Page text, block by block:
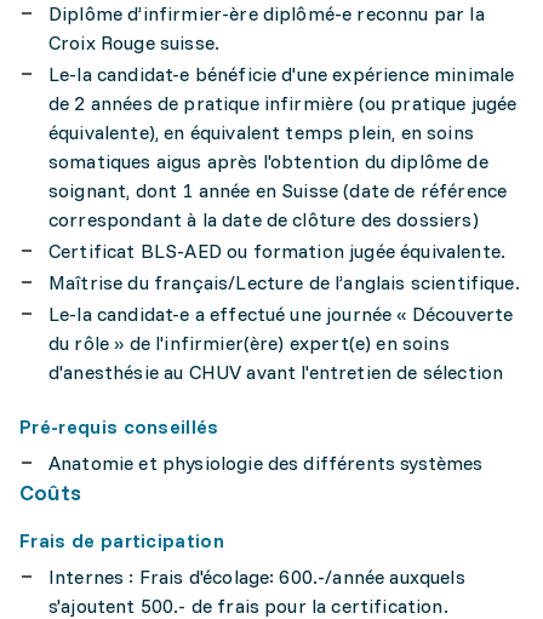
Diplôme d’infirmier-ère diplômé-e reconnu par la
Croix Rouge suisse.
Le-la candidat-e bénéficie d'une expérience minimale
de 2 années de pratique infirmière (ou pratique jugée
équivalente), en équivalent temps plein, en soins
somatiques aigus après l'obtention du diplôme de
soignant, dont 1 année en Suisse (date de référence
correspondant à la date de clôture des dossiers)
Certificat BLS-AED ou formation jugée équivalente.
Maîtrise du français/Lecture de l’anglais scientifique.
Le-la candidat-e a effectué une journée « Découverte
du rôle » de l'infirmier(ère) expert(e) en soins
d'anesthésie au CHUV avant l'entretien de sélection
Pré-requis conseillés
Anatomie et physiologie des différents systèmes
Coûts
Frais de participation
Internes : Frais d'écolage: 600.-/année auxquels
s'ajoutent 500.- de frais pour la certification.